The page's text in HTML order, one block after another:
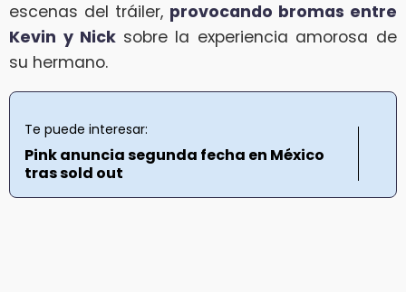
escenas del tráiler, provocando bromas entre
Kevin y Nick sobre la experiencia amorosa de
su hermano.
Te puede interesar:
Pink anuncia segunda fecha en México
tras sold out